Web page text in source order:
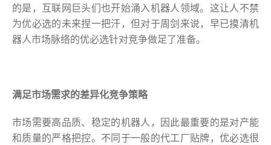
的是，互联网巨头们也开始涌入机器人领域。这让人不禁
为优必选的未来捏一把汗，但对于周剑来说，早已摸清机
器人市场脉络的优必选针对竞争做足了准备。
满足市场需求的差异化竞争策略
市场需要高品质、稳定的机器人，因此最重要的是对产能
和质量的严格把控。不同于一般的代工厂贴牌，优必选很